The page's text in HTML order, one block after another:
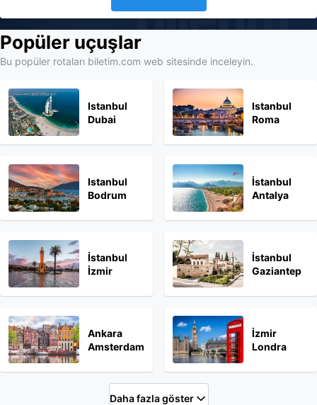
biletim
Popüler uçuşlar
Bu popüler rotaları biletim.com web sitesinde inceleyin.
Istanbul
Dubai
Istanbul
Roma
Istanbul
Bodrum
İstanbul
Antalya
İstanbul
İzmir
İstanbul
Gaziantep
Ankara
Amsterdam
İzmir
Londra
Daha fazla göster